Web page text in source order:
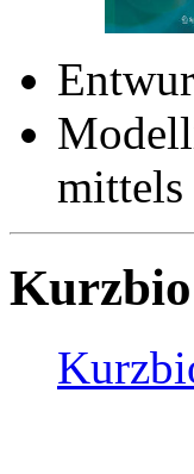
mittels
Kurzbio